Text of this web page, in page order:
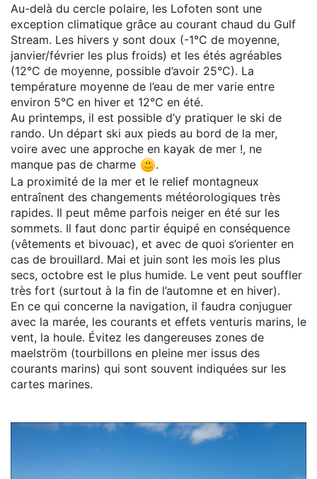
Au-delà du cercle polaire, les Lofoten sont une
exception climatique grâce au courant chaud du Gulf
Stream. Les hivers y sont doux (-1°C de moyenne,
janvier/février les plus froids) et les étés agréables
(12°C de moyenne, possible d’avoir 25°C). La
température moyenne de l’eau de mer varie entre
environ 5°C en hiver et 12°C en été.
Au printemps, il est possible d’y pratiquer le ski de
rando. Un départ ski aux pieds au bord de la mer,
voire avec une approche en kayak de mer !, ne
manque pas de charme
.
La proximité de la mer et le relief montagneux
entraînent des changements météorologiques très
rapides. Il peut même parfois neiger en été sur les
sommets. Il faut donc partir équipé en conséquence
(vêtements et bivouac), et avec de quoi s’orienter en
cas de brouillard. Mai et juin sont les mois les plus
secs, octobre est le plus humide. Le vent peut souffler
très fort (surtout à la fin de l’automne et en hiver).
En ce qui concerne la navigation, il faudra conjuguer
avec la marée, les courants et effets venturis marins, le
vent, la houle. Évitez les dangereuses zones de
maelström (tourbillons en pleine mer issus des
courants marins) qui sont souvent indiquées sur les
cartes marines.